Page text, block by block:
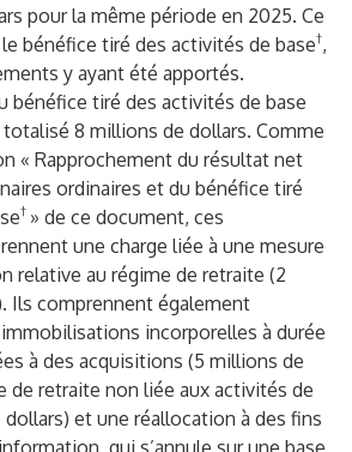
pour la même période en 2025. Ce
bénéfice tiré des activités de base†,
y ayant été apportés.
bénéfice tiré des activités de base
8 millions de dollars. Comme
« Rapprochement du résultat net
ordinaires et du bénéfice tiré
† » de ce document, ces
une charge liée à une mesure
relative au régime de retraite (2
Ils comprennent également
incorporelles à durée
à des acquisitions (5 millions de
de retraite non liée aux activités de
et une réallocation à des fins
qui s’annule sur une base